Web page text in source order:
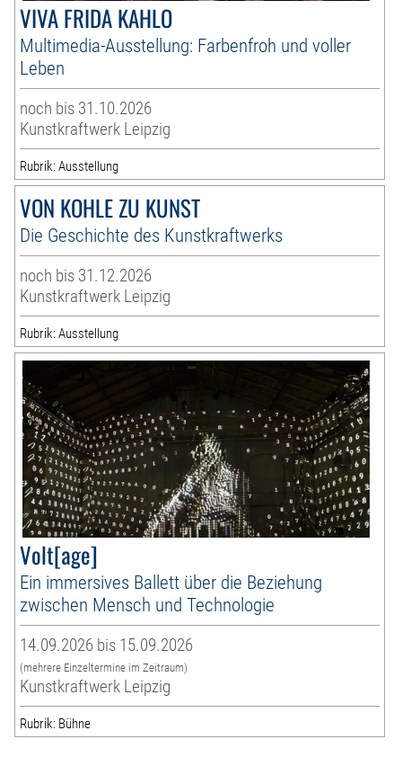
VIVA FRIDA KAHLO
Multimedia-Ausstellung: Farbenfroh und voller
Leben
noch bis 31.10.2026
Kunstkraftwerk Leipzig
Rubrik: Ausstellung
VON KOHLE ZU KUNST
Die Geschichte des Kunstkraftwerks
noch bis 31.12.2026
Kunstkraftwerk Leipzig
Rubrik: Ausstellung
Volt[age]
Ein immersives Ballett über die Beziehung
zwischen Mensch und Technologie
14.09.2026 bis 15.09.2026
(mehrere Einzeltermine im Zeitraum)
Kunstkraftwerk Leipzig
Rubrik: Bühne